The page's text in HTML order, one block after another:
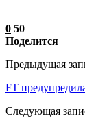
0 50
Поделится
Предыдущая
FT
Следующая